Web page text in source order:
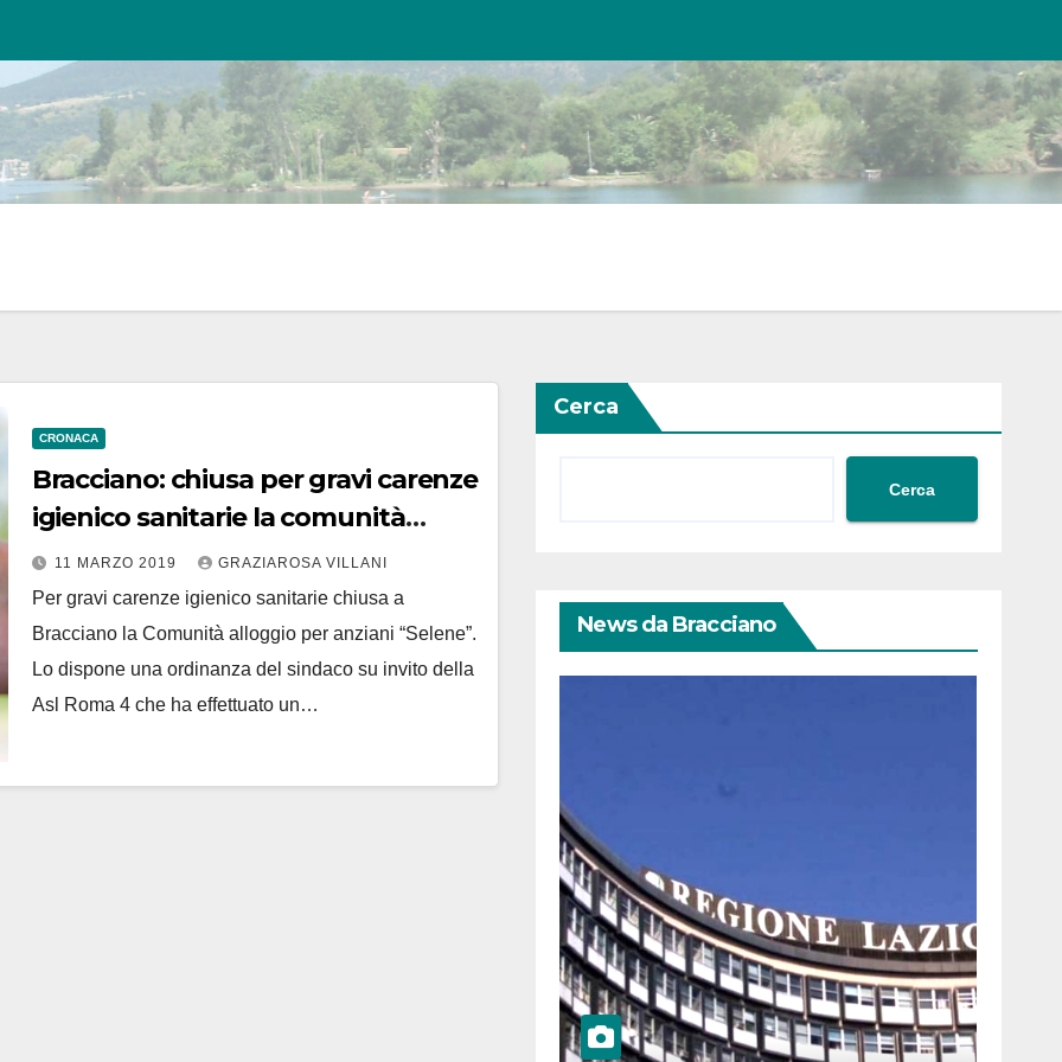
CRONACA
Bracciano: chiusa per gravi carenze
igienico sanitarie la comunità
alloggio per anziani Selene
11 MARZO 2019 GRAZIAROSA VILLANI
Per gravi carenze igienico sanitarie chiusa a
Bracciano la Comunità alloggio per anziani “Selene”.
Lo dispone una ordinanza del sindaco su invito della
Asl Roma 4 che ha effettuato un…
Cerca
Cerca
News da Bracciano